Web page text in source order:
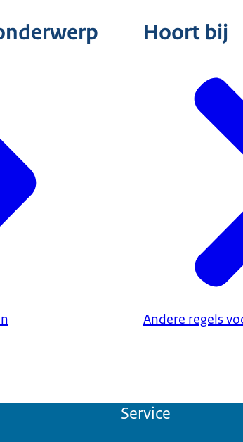
Schiphol (RMI)
de ontwerpwijziging met belanghebbenden.
Hoort bij
Andere regels
Service